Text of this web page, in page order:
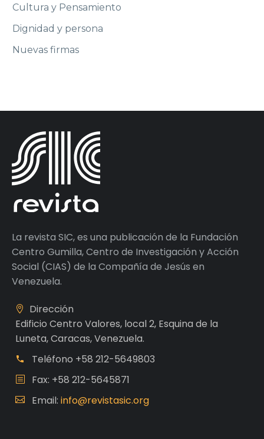
Cultura y Pensamiento
Dignidad y persona
Nuevas firmas
La revista SIC, es una publicación de la Fundación
Centro Gumilla, Centro de Investigación y Acción
Social (CIAS) de la Compañía de Jesús en
Venezuela.
Dirección
Edificio Centro Valores, local 2, Esquina de la
Luneta, Caracas, Venezuela.
Teléfono +58 212-5649803
Fax: +58 212-5645871
Email: info@revistasic.org